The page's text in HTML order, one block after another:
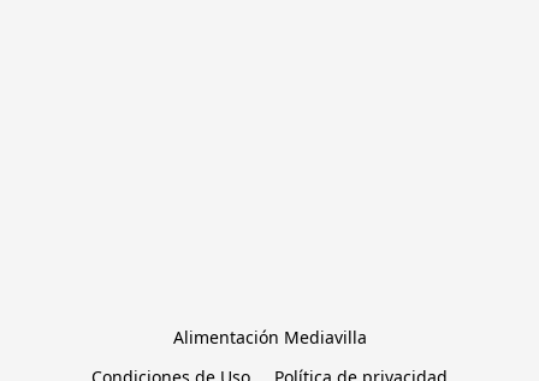
Alimentación Mediavilla